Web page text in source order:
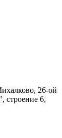
26-ой
строение 6,